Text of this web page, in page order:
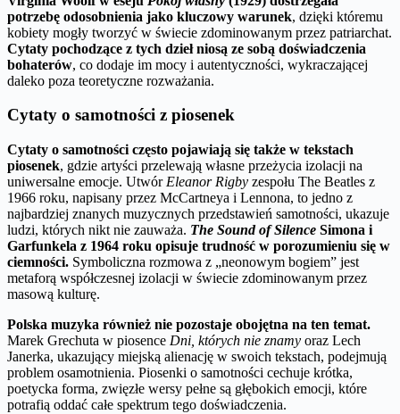
potrzebę odosobnienia jako kluczowy warunek, dzięki któremu
kobiety mogły tworzyć w świecie zdominowanym przez patriarchat.
Cytaty pochodzące z tych dzieł niosą ze sobą doświadczenia
bohaterów, co dodaje im mocy i autentyczności, wykraczającej
daleko poza teoretyczne rozważania.
Cytaty o samotności z piosenek
Cytaty o samotności często pojawiają się także w tekstach
piosenek, gdzie artyści przelewają własne przeżycia izolacji na
uniwersalne emocje. Utwór Eleanor Rigby zespołu The Beatles z
1966 roku, napisany przez McCartneya i Lennona, to jedno z
najbardziej znanych muzycznych przedstawień samotności, ukazuje
ludzi, których nikt nie zauważa. The Sound of Silence Simona i
Garfunkela z 1964 roku opisuje trudność w porozumieniu się w
ciemności. Symboliczna rozmowa z „neonowym bogiem” jest
metaforą współczesnej izolacji w świecie zdominowanym przez
masową kulturę.
Polska muzyka również nie pozostaje obojętna na ten temat.
Marek Grechuta w piosence Dni, których nie znamy oraz Lech
Janerka, ukazujący miejską alienację w swoich tekstach, podejmują
problem osamotnienia. Piosenki o samotności cechuje krótka,
poetycka forma, zwięzłe wersy pełne są głębokich emocji, które
potrafią oddać całe spektrum tego doświadczenia.